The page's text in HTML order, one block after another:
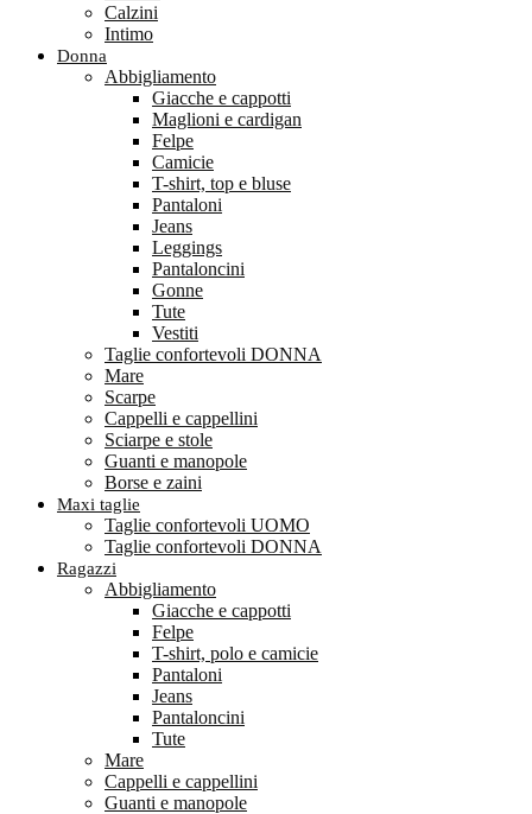
Calzini
Intimo
Donna
Abbigliamento
Giacche e cappotti
Maglioni e cardigan
Felpe
Camicie
T-shirt, top e bluse
Pantaloni
Jeans
Leggings
Pantaloncini
Gonne
Tute
Vestiti
Taglie confortevoli DONNA
Mare
Scarpe
Cappelli e cappellini
Sciarpe e stole
Guanti e manopole
Borse e zaini
Maxi taglie
Taglie confortevoli UOMO
Taglie confortevoli DONNA
Ragazzi
Abbigliamento
Giacche e cappotti
Felpe
T-shirt, polo e camicie
Pantaloni
Jeans
Pantaloncini
Tute
Mare
Cappelli e cappellini
Guanti e manopole